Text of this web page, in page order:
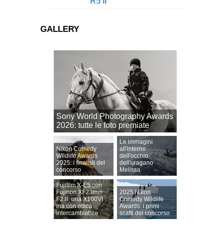
GALLERY
Sony World Photography Awards
2026: tutte le foto premiate
Nikon Comedy
Wildlife Awards
2025: i finalisti del
concorso
Le immagini
all'interno
dell'occhio
dell'uragano
Melissa
Fujifilm X-E5 con
Fujinon XF23mm
F2.8: una X100VI
ma con ottica
intercambiabile
2025 Nikon
Comedy Wildlife
Awards: i primi
scatti del concorso